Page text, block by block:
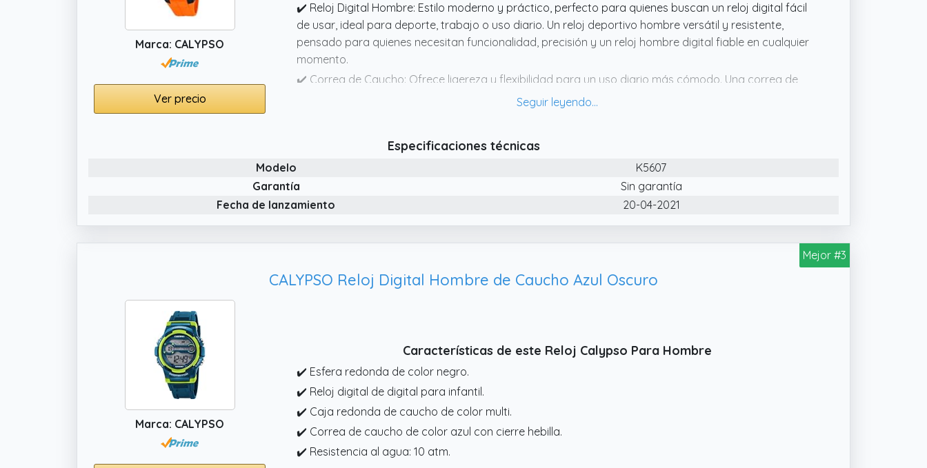
Marca: CALYPSO
Ver precio
✔️ Reloj Digital Hombre: Estilo moderno y práctico, perfecto para quienes buscan un reloj digital fácil
de usar, ideal para deporte, trabajo o uso diario. Un reloj deportivo hombre versátil y resistente,
pensado para quienes necesitan funcionalidad, precisión y un reloj hombre digital fiable en cualquier
momento.
✔️ Correa de Caucho: Ofrece ligereza y flexibilidad para un uso diario más cómodo. Una correa de
caucho hombre resistente y versátil, ideal para aportar un estilo moderno y dinámico a todo tipo de
✔️ Funciones Completas en Relojes Digitales: Incluyen fecha y calendario, cronógrafo, doble horario,
luz, alarma y formato 12/24 horas, ofreciendo utilidad y comodidad para el día a día. Un reloj digital
hombre práctico y versátil, ideal para quienes buscan un accesorio funcional con múltiples opciones
para deporte, trabajo o uso diario.
✔️ CALYPSO: Modernos y diseñados para una vida digital, los relojes Calypso son atrevidos, juveniles y
Especificaciones técnicas
Modelo
K5607
Garantía
Sin garantía
Fecha de lanzamiento
20-04-2021
Mejor #3
CALYPSO Reloj Digital Hombre de Caucho Azul Oscuro
Marca: CALYPSO
Características de este Reloj Calypso Para Hombre
✔️ Esfera redonda de color negro.
✔️ Reloj digital de digital para infantil.
✔️ Caja redonda de caucho de color multi.
✔️ Correa de caucho de color azul con cierre hebilla.
✔️ Resistencia al agua: 10 atm.